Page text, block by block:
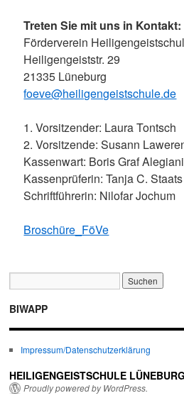
Treten Sie mit uns in Kontakt:
Förderverein
Heiligengeiststr. 29
21335 Lüneburg
foeve@heiligengeistschule.de
1. Vorsitzender: Laura Tontsch
2. Vorsitzende: Susann
Kassenwart: Boris Graf Alegiani
Kassenprüferin: Tanja C. Staats
Schriftführerin: Nilofar Jochum
Broschüre_FöVe
BIWAPP
Impressum/Datenschutzerklärung
HEILIGENGEISTSCHULE LÜNEBURG
Proudly powered by WordPress.